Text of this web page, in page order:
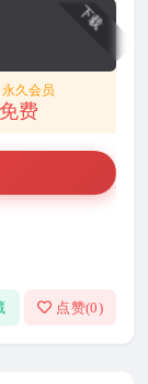
下载
永久会员
免费
点赞(0)